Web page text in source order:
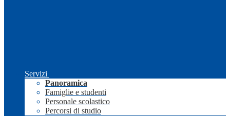
Servizi
Panoramica
Famiglie e studenti
Personale scolastico
Percorsi di studio